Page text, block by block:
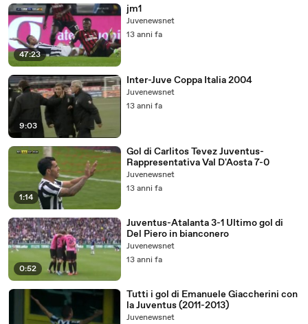
47:23
jm1
Juvenewsnet
13 anni fa
9:03
Inter-Juve Coppa Italia 2004
Juvenewsnet
13 anni fa
1:14
Gol di Carlitos Tevez Juventus-
Rappresentativa Val D'Aosta 7-0
Juvenewsnet
13 anni fa
0:52
Juventus-Atalanta 3-1 Ultimo gol di
Del Piero in bianconero
Juvenewsnet
13 anni fa
Tutti i gol di Emanuele Giaccherini con
la Juventus (2011-2013)
Juvenewsnet